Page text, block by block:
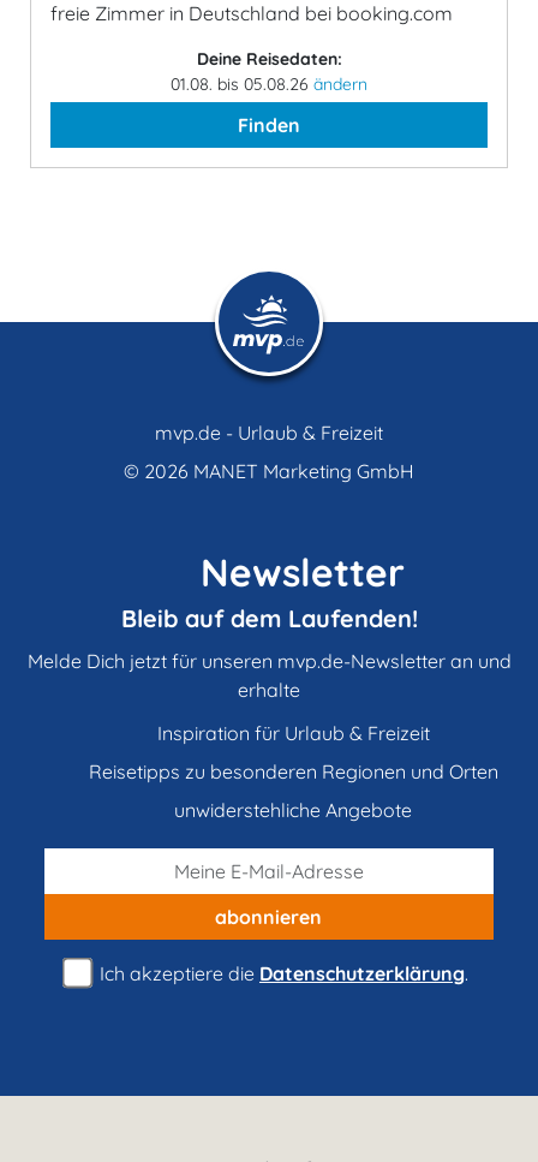
freie Zimmer in Deutschland bei booking.com
Deine Reisedaten:
01.08. bis 05.08.26 ändern
Finden
mvp.de - Urlaub & Freizeit
© 2026 MANET Marketing GmbH
Newsletter
Bleib auf dem Laufenden!
Melde Dich jetzt für unseren mvp.de-Newsletter an und
erhalte
Inspiration für Urlaub & Freizeit
Reisetipps zu besonderen Regionen und Orten
unwiderstehliche Angebote
abonnieren
Ich akzeptiere die Datenschutzerklärung.